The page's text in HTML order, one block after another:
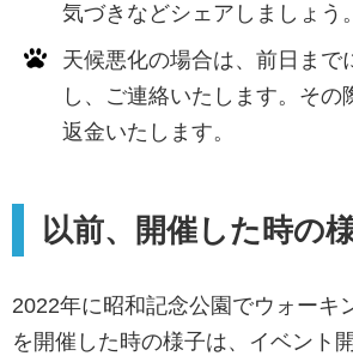
気づきなどシェアしましょう。
天候悪化の場合は、前日まで
し、ご連絡いたします。その
返金いたします。
以前、開催した時の
2022年に昭和記念公園でウォーキ
を開催した時の様子は、イベント